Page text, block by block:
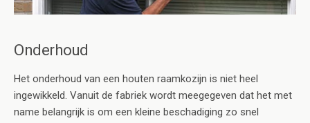
Onderhoud
Het onderhoud van een houten raamkozijn is niet heel
ingewikkeld. Vanuit de fabriek wordt meegegeven dat het met
name belangrijk is om een kleine beschadiging zo snel